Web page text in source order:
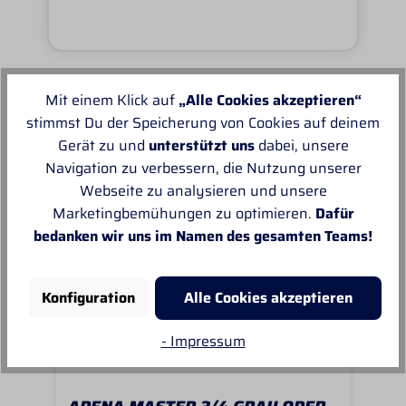
Unsere Empfehlungen
Mit einem Klick auf „Alle Cookies akzeptieren“
stimmst Du der Speicherung von Cookies auf deinem
Gerät zu und unterstützt unsdabei, unsere
Navigation zu verbessern, die Nutzung unserer
Webseite zu analysieren und unsere
Marketingbemühungen zu optimieren. Dafür
bedanken wir uns im Namen des gesamten Teams!
Konfiguration
Alle Cookies akzeptieren
- Impressum